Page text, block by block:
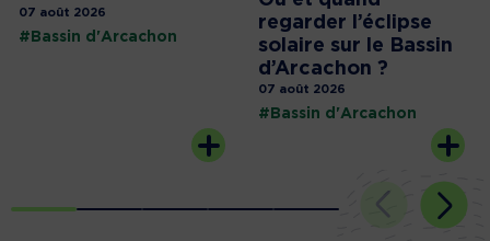
07 août 2026
#Bassin d'Arcachon
regarder l’éclipse
solaire sur le Bassin
d’Arcachon ?
07 août 2026
#Bassin d'Arcachon